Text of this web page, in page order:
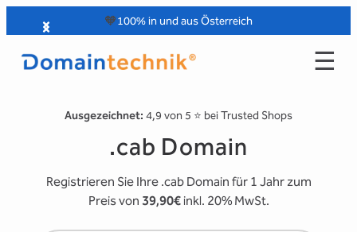
Inhalt
springen
🧡100% in und aus Österreich
☰
Ausgezeichnet: 4,9 von 5 ⭐️ bei Trusted Shops
.cab Domain
Registrieren Sie Ihre .cab Domain für 1 Jahr zum
Preis von 39,90€inkl. 20% MwSt.